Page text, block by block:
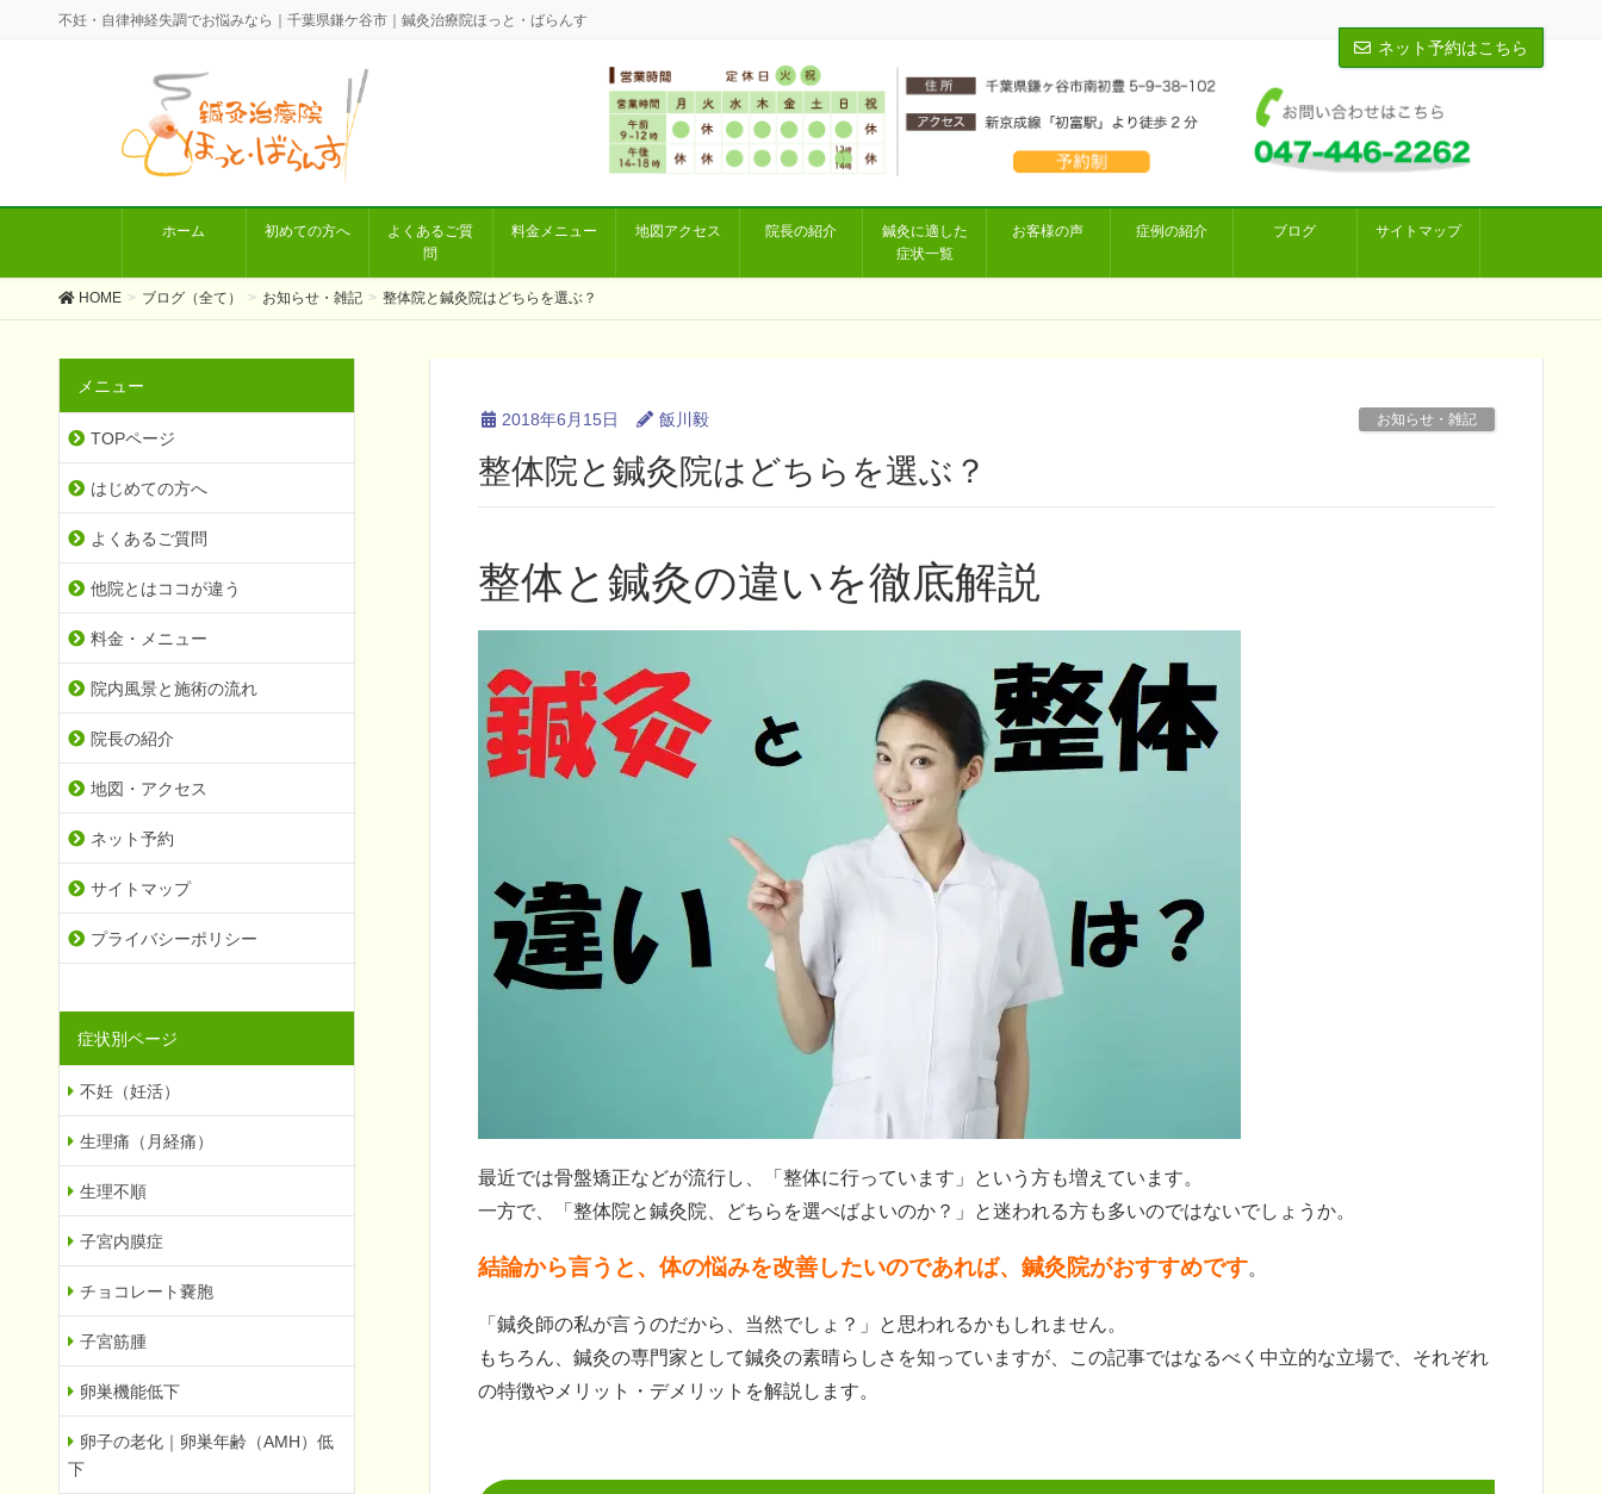
不妊・自律神経失調でお悩みなら｜千葉県鎌ケ谷市｜鍼灸治療院ほっと・ばらんす
ネット予約はこちら
ホーム 初めての方へ
よくあるご質
問
料金メニュー 地図アクセス 院長の紹介
鍼灸に適した
症状一覧
お客様の声 症例の紹介 ブログ サイトマップ
HOME ブログ（全て） お知らせ・雑記 整体院と鍼灸院はどちらを選ぶ？
2018年6月15日 飯川毅 お知らせ・雑記
整体院と鍼灸院はどちらを選ぶ？
整体と鍼灸の違いを徹底解説
最近では骨盤矯正などが流行し、「整体に行っています」という方も増えています。
一方で、「整体院と鍼灸院、どちらを選べばよいのか？」と迷われる方も多いのではないでしょうか。
結論から言うと、体の悩みを改善したいのであれば、鍼灸院がおすすめです。
「鍼灸師の私が言うのだから、当然でしょ？」と思われるかもしれません。
もちろん、鍼灸の専門家として鍼灸の素晴らしさを知っていますが、この記事ではなるべく中立的な立場で、それぞれ
の特徴やメリット・デメリットを解説します。
メニュー
TOPページ
はじめての方へ
よくあるご質問
他院とはココが違う
料金・メニュー
院内風景と施術の流れ
院長の紹介
地図・アクセス
ネット予約
サイトマップ
プライバシーポリシー
症状別ページ
不妊（妊活）
生理痛（月経痛）
生理不順
子宮内膜症
チョコレート嚢胞
子宮筋腫
卵巣機能低下
卵子の老化｜卵巣年齢（AMH）低
下